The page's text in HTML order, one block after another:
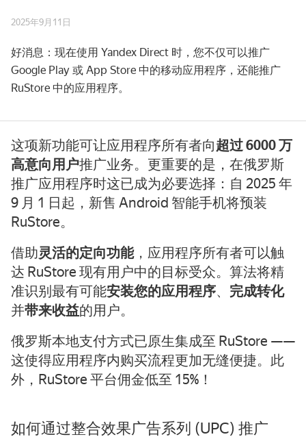
2025年9月11日
好消息：现在使用 Yandex Direct 时，您不仅可以推广
Google Play 或 App Store 中的移动应用程序，还能推广
RuStore 中的应用程序。
这项新功能可让应用程序所有者向超过 6000 万
高意向用户推广业务。更重要的是，在俄罗斯
推广应用程序时这已成为必要选择：自 2025 年
9 月 1 日起，新售 Android 智能手机将预装
RuStore。
借助灵活的定向功能，应用程序所有者可以触
达 RuStore 现有用户中的目标受众。算法将精
准识别最有可能安装您的应用程序、 完成转化
并带来收益的用户。
俄罗斯本地支付方式已原生集成至 RuStore ——
这使得应用程序内购买流程更加无缝便捷。此
外，RuStore 平台佣金低至 15%！
如何通过整合效果广告系列 (UPC) 推广